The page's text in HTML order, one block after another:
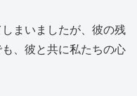
まいましたが、彼の残
、彼と共に私たちの心